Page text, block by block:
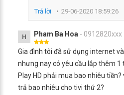
Trả lời 29-06-2020 18:59:26
H Pham Ba Hoa - 0912820xxx
Gia đình tôi đã sử dụng internet
nhưng nay có yêu cầu lắp thêm 1
Play HD phải mua bao nhiêu
trả bao nhiêu cho tivi thứ 2?